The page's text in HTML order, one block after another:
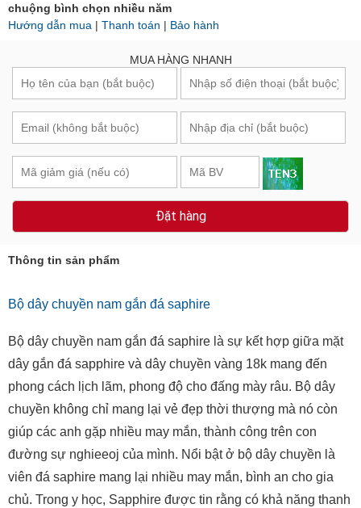
chuộng bình chọn nhiều năm
Hướng dẫn mua | Thanh toán | Bảo hành
MUA HÀNG NHANH
Đặt hàng
Thông tin sản phẩm
Bộ dây chuyền nam gắn đá saphire
Bộ dây chuyền nam gắn đá saphire là sự kết hợp giữa mặt
dây gắn đá sapphire và dây chuyền vàng 18k mang đến
phong cách lịch lãm, phong độ cho đấng mày râu. Bộ dây
chuyền không chỉ mang lại vẻ đẹp thời thượng mà nó còn
giúp các anh gặp nhiều may mắn, thành công trên con
đường sự nghieeoj của mình. Nổi bật ở bộ dây chuyền là
viên đá saphire mang lại nhiều may mắn, bình an cho gia
chủ. Trong y học, Sapphire được tin rằng có khả năng thanh